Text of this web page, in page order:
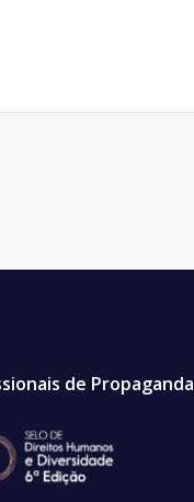
de Propaganda